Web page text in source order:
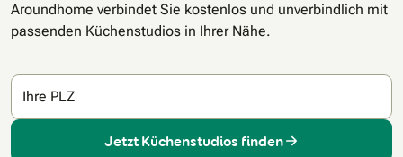
Aroundhome verbindet Sie kostenlos und unverbindlich mit
passenden Küchenstudios in Ihrer Nähe.
Ihre PLZ
Jetzt Küchenstudios finden